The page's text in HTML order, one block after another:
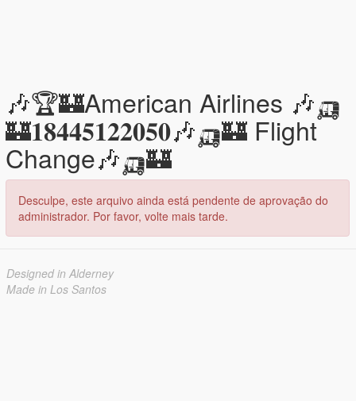
🎶🏆🏰American Airlines 🎶🛺
🏰𝟏𝟖𝟒𝟒𝟓𝟏𝟐𝟐𝟎𝟓𝟎🎶🛺🏰 Flight
Change🎶🛺🏰
Desculpe, este arquivo ainda está pendente de aprovação do
administrador. Por favor, volte mais tarde.
Designed in Alderney
Made in Los Santos